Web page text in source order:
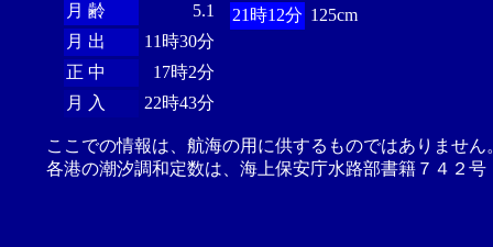
月 齢
5.1
月 出
11時30分
正 中
17時2分
月 入
22時43分
21時12分 125cm
ここでの情報は、航海の用に供するものではありませ
各港の潮汐調和定数は、海上保安庁水路部書籍７４２